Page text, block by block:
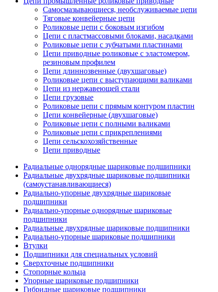
Самосмазывающиеся, необслуживаемые цепи
Тяговые конвейерные цепи
Роликовые цепи с боковым изгибом
Цепи с пластмассовыми блоками, насадками
Роликовые цепи с зубчатыми пластинами
Цепи приводные роликовые с эластомером,
резиновым профилем
Цепи длиннозвенные (двухшаговые)
Роликовые цепи с выступающими валиками
Цепи из нержавеющей стали
Цепи грузовые
Роликовые цепи с прямым контуром пластин
Цепи конвейерные (двухшаговые)
Роликовые цепи с полными валиками
Роликовые цепи с прикреплениями
Цепи сельскохозяйственные
Цепи приводные
Радиальные однорядные шариковые подшипники
Радиальные двухрядные шариковые подшипники
(самоустанавливающиеся)
Радиально-упорные двухрядные шариковые
подшипники
Радиально-упорные однорядные шариковые
подшипники
Радиальные двухрядные шариковые подшипники
Радиально-упорные шариковые подшипники
Втулки
Подшипники для специальных условий
Сверхточные подшипники
Стопорные кольца
Упорные шариковые подшипники
Гибридные шариковые подшипники